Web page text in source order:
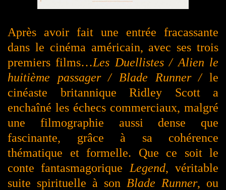
Après avoir fait une entrée fracassante
dans le cinéma américain, avec ses trois
premiers films…Les Duellistes / Alien le
huitième passager / Blade Runner /le
cinéaste britannique Ridley Scott a
enchaîné les échecs commerciaux, malgré
une filmographie aussi dense que
fascinante, grâce à sa cohérence
thématique et formelle. Que ce soit le
conte fantasmagorique Legend, véritable
suite spirituelle à son Blade Runner, ou